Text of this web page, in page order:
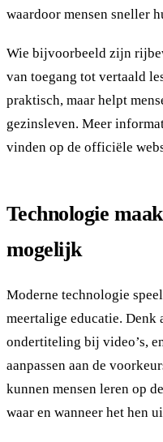
waardoor mensen sneller
Wie bijvoorbeeld zijn
van toegang tot vertaald
praktisch, maar helpt
gezinsleven. Meer
vinden op de officiële
Technologie
mogelijk
Moderne technologie
meertalige educatie. Denk
ondertiteling bij video’s,
aanpassen aan de
kunnen mensen leren op
waar en wanneer het hen